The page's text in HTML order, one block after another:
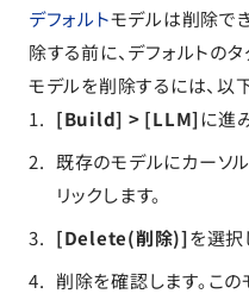
デフォルトモデルは削除で
除する前に、デフォルトの
モデルを削除するには、以
[Build] > [LLM]に進
既存のモデルにカーソ
リックします。
[Delete(削除)]を選択
削除を確認します。こ